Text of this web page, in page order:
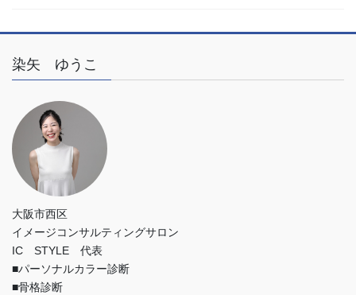
染矢 ゆうこ
大阪市西区
イメージコンサルティングサロン
IC STYLE 代表
■パーソナルカラー診断
■骨格診断